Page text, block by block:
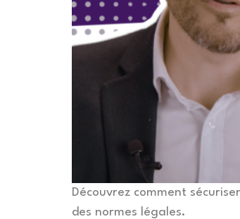
Découvrez comment
des normes légales.